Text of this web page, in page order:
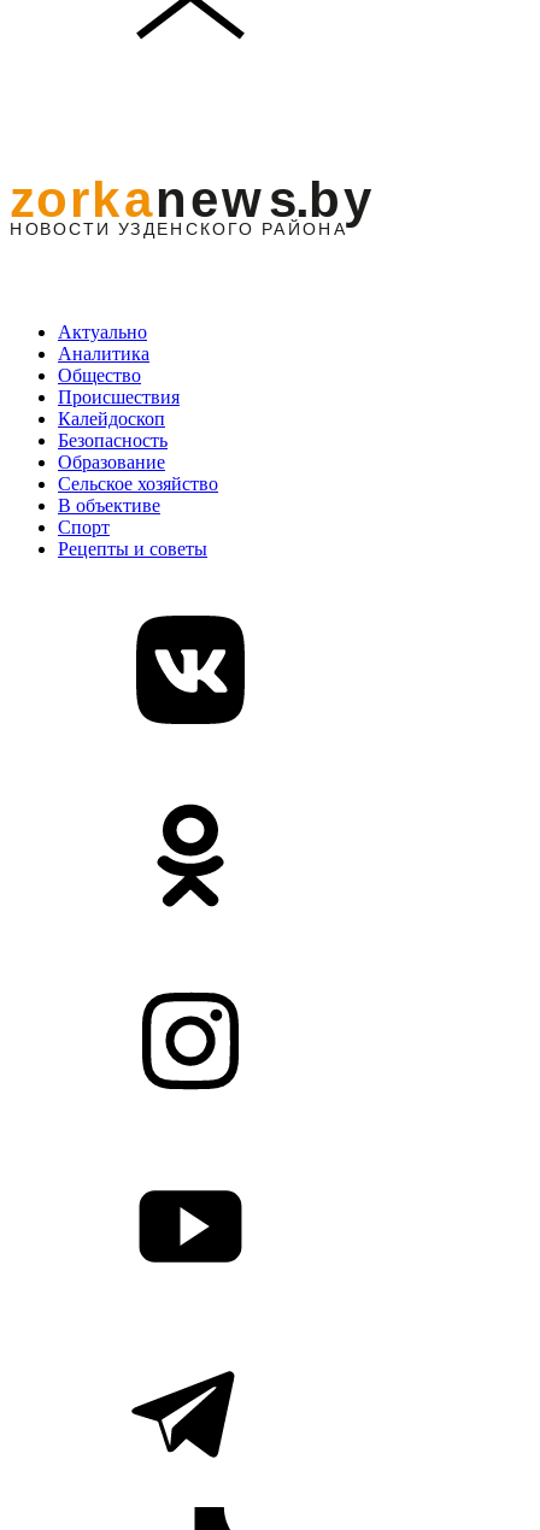
Актуально
Аналитика
Общество
Происшествия
Калейдоскоп
Безопасность
Образование
Сельское хозяйство
В объективе
Спорт
Рецепты и советы